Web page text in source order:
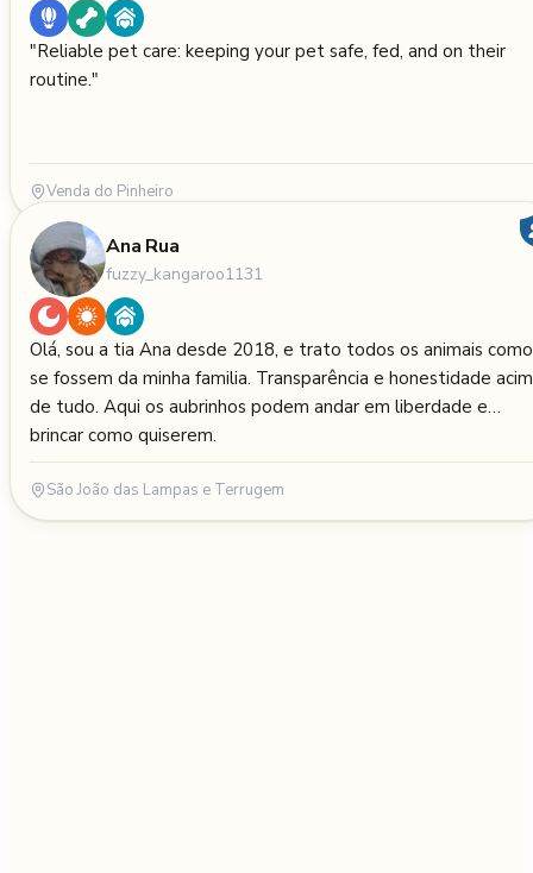
"Reliable pet care: keeping your pet safe, fed, and on their
routine."
Venda do Pinheiro
Ana Rua
fuzzy_kangaroo1131
Olá, sou a tia Ana desde 2018, e trato todos os animais como
se fossem da minha familia. Transparência e honestidade
de tudo. Aqui os aubrinhos podem andar em liberdade e
brincar como quiserem.
São João das Lampas e Terrugem